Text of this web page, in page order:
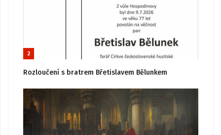
2
Rozloučení s bratrem Břetislavem Bělunkem